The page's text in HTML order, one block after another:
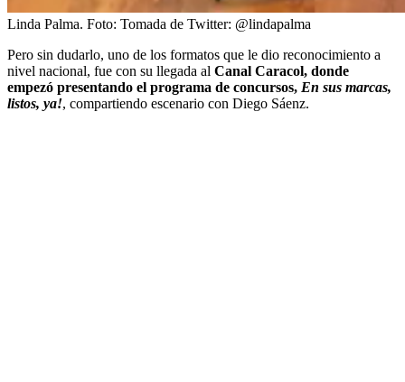
Linda Palma. Foto: Tomada de Twitter: @lindapalma
Pero sin dudarlo, uno de los formatos que le dio reconocimiento a
nivel nacional, fue con su llegada al Canal Caracol, donde
empezó presentando el programa de concursos, En sus marcas,
listos, ya!, compartiendo escenario con Diego Sáenz.